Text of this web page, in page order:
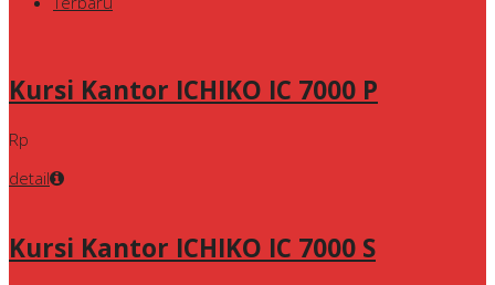
Kursi Kantor ICHIKO IC 7000 P
Rp
detail
Kursi Kantor ICHIKO IC 7000 S